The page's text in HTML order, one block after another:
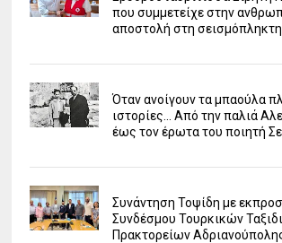
που συμμετείχε στην
αποστολή στη
Όταν ανοίγουν τα μπαούλα
ιστορίες... Από την παλιά
έως τον έρωτα του ποιητή
Συνάντηση Τοψίδη με
Συνδέσμου Τουρκικών
Πρακτορείων